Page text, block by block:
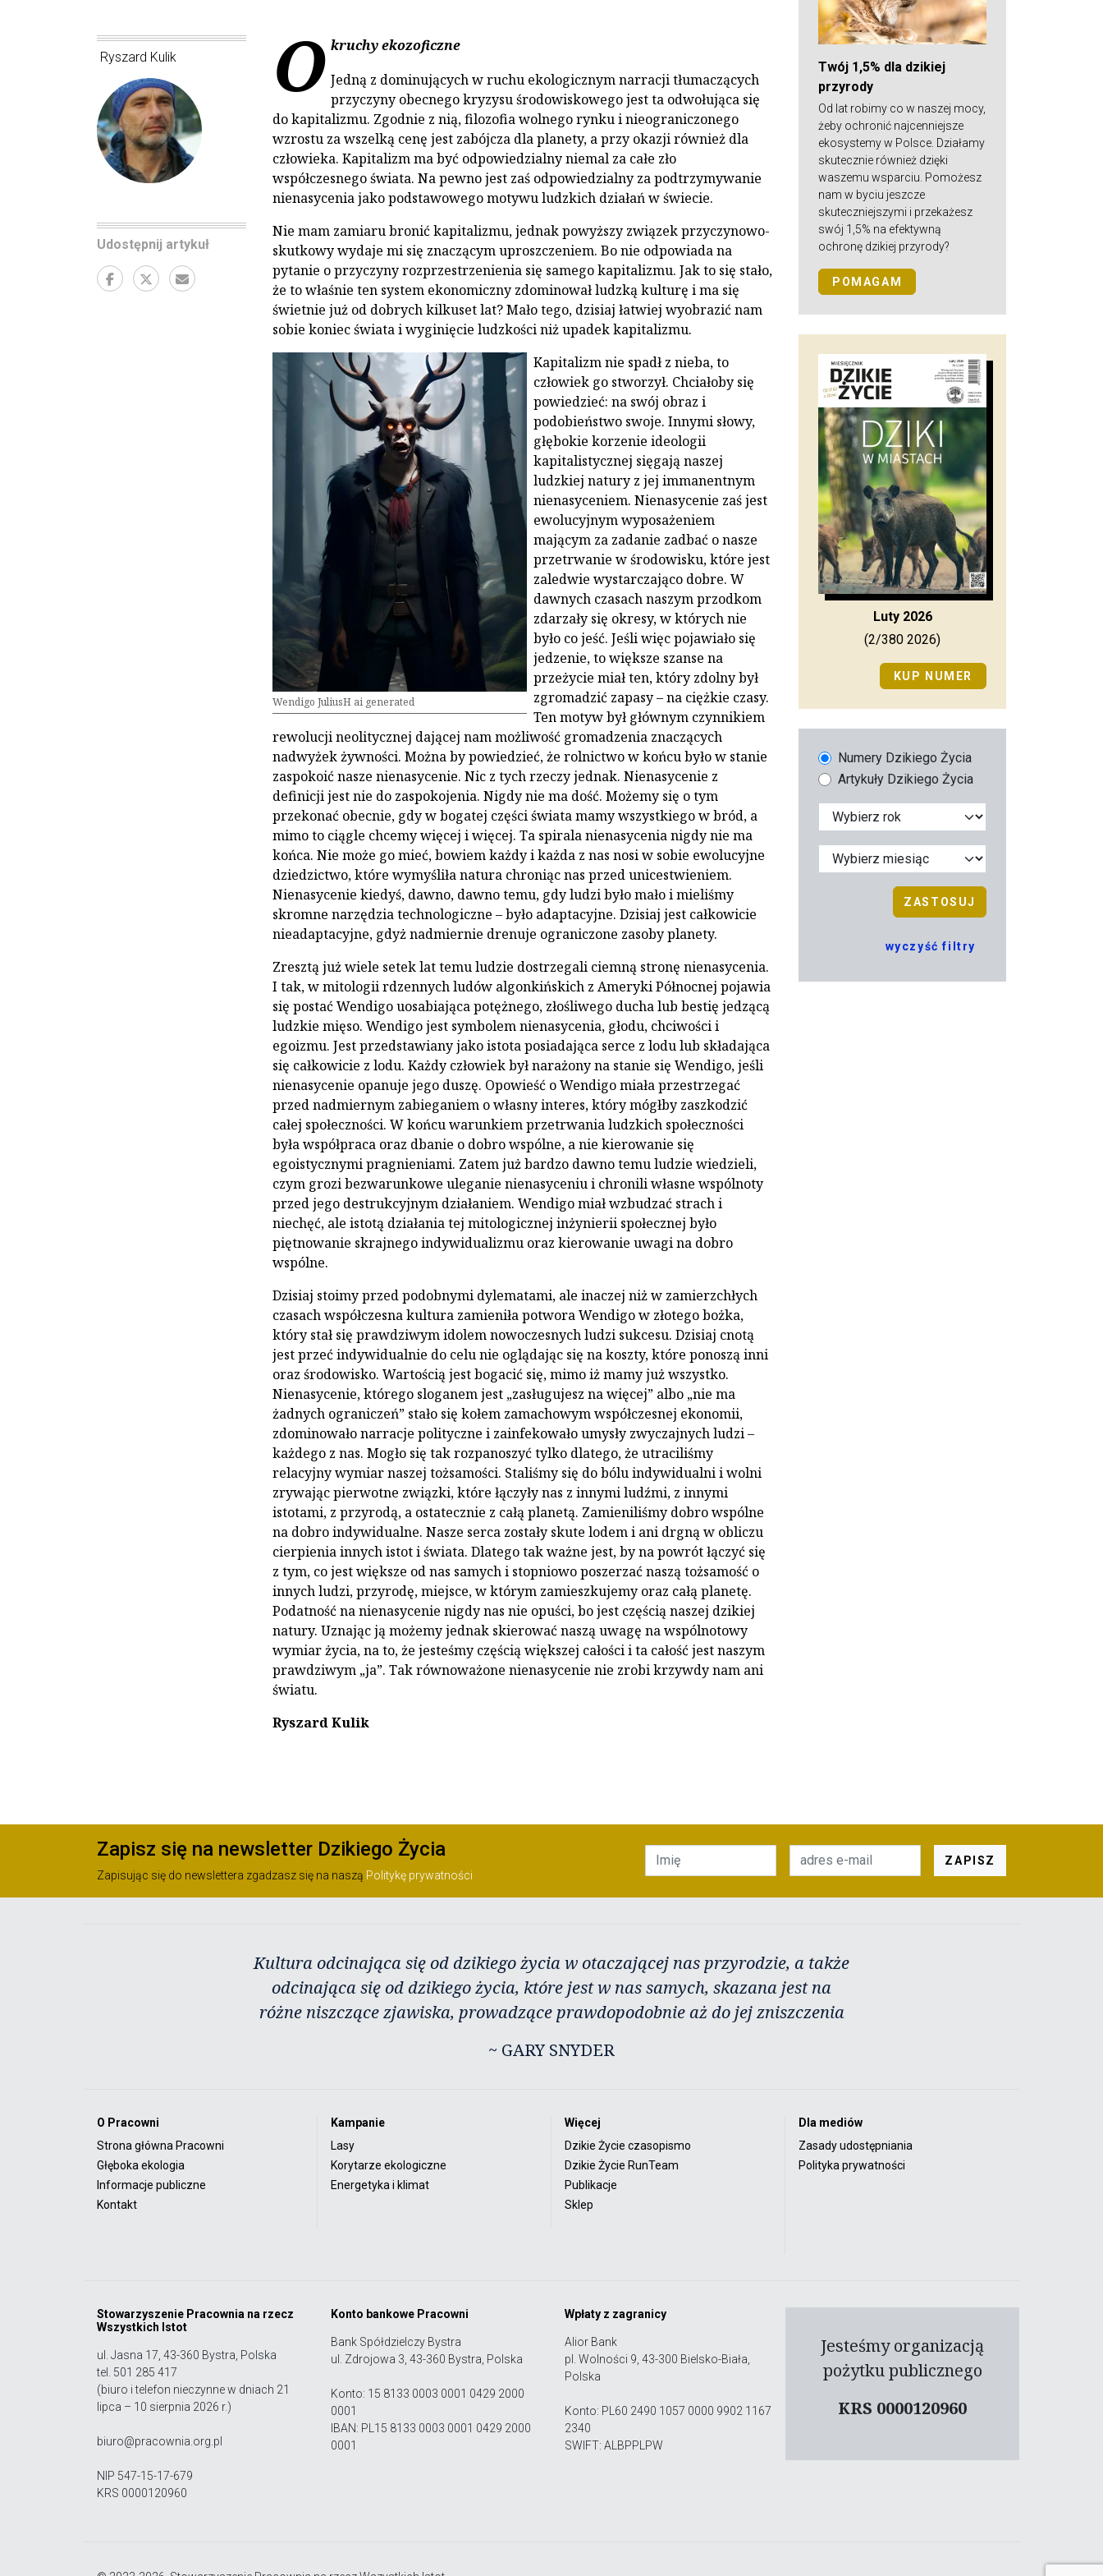
Ryszard Kulik
Udostępnij artykuł
O kruchy ekozoficzne
Jedną z dominujących w ruchu ekologicznym narracji tłumaczących
przyczyny obecnego kryzysu środowiskowego jest ta odwołująca się
do kapitalizmu. Zgodnie z nią, filozofia wolnego rynku i nieograniczonego
wzrostu za wszelką cenę jest zabójcza dla planety, a przy okazji również dla
człowieka. Kapitalizm ma być odpowiedzialny niemal za całe zło
współczesnego świata. Na pewno jest zaś odpowiedzialny za podtrzymywanie
nienasycenia jako podstawowego motywu ludzkich działań w świecie.
Nie mam zamiaru bronić kapitalizmu, jednak powyższy związek przyczynowo-
skutkowy wydaje mi się znaczącym uproszczeniem. Bo nie odpowiada na
pytanie o przyczyny rozprzestrzenienia się samego kapitalizmu. Jak to się stało,
że to właśnie ten system ekonomiczny zdominował ludzką kulturę i ma się
świetnie już od dobrych kilkuset lat? Mało tego, dzisiaj łatwiej wyobrazić nam
sobie koniec świata i wyginięcie ludzkości niż upadek kapitalizmu.
Wendigo JuliusH ai generated
Kapitalizm nie spadł z nieba, to
człowiek go stworzył. Chciałoby się
powiedzieć: na swój obraz i
podobieństwo swoje. Innymi słowy,
głębokie korzenie ideologii
kapitalistycznej sięgają naszej
ludzkiej natury z jej immanentnym
nienasyceniem. Nienasycenie zaś jest
ewolucyjnym wyposażeniem
mającym za zadanie zadbać o nasze
przetrwanie w środowisku, które jest
zaledwie wystarczająco dobre. W
dawnych czasach naszym przodkom
zdarzały się okresy, w których nie
było co jeść. Jeśli więc pojawiało się
jedzenie, to większe szanse na
przeżycie miał ten, który zdolny był
zgromadzić zapasy – na ciężkie czasy.
Ten motyw był głównym czynnikiem
rewolucji neolitycznej dającej nam możliwość gromadzenia znaczących
nadwyżek żywności. Można by powiedzieć, że rolnictwo w końcu było w stanie
zaspokoić nasze nienasycenie. Nic z tych rzeczy jednak. Nienasycenie z
definicji jest nie do zaspokojenia. Nigdy nie ma dość. Możemy się o tym
przekonać obecnie, gdy w bogatej części świata mamy wszystkiego w bród, a
mimo to ciągle chcemy więcej i więcej. Ta spirala nienasycenia nigdy nie ma
końca. Nie może go mieć, bowiem każdy i każda z nas nosi w sobie ewolucyjne
dziedzictwo, które wymyśliła natura chroniąc nas przed unicestwieniem.
Nienasycenie kiedyś, dawno, dawno temu, gdy ludzi było mało i mieliśmy
skromne narzędzia technologiczne – było adaptacyjne. Dzisiaj jest całkowicie
nieadaptacyjne, gdyż nadmiernie drenuje ograniczone zasoby planety.
Zresztą już wiele setek lat temu ludzie dostrzegali ciemną stronę nienasycenia.
I tak, w mitologii rdzennych ludów algonkińskich z Ameryki Północnej pojawia
się postać Wendigo uosabiająca potężnego, złośliwego ducha lub bestię jedzącą
ludzkie mięso. Wendigo jest symbolem nienasycenia, głodu, chciwości i
egoizmu. Jest przedstawiany jako istota posiadająca serce z lodu lub składająca
się całkowicie z lodu. Każdy człowiek był narażony na stanie się Wendigo, jeśli
nienasycenie opanuje jego duszę. Opowieść o Wendigo miała przestrzegać
przed nadmiernym zabieganiem o własny interes, który mógłby zaszkodzić
całej społeczności. W końcu warunkiem przetrwania ludzkich społeczności
była współpraca oraz dbanie o dobro wspólne, a nie kierowanie się
egoistycznymi pragnieniami. Zatem już bardzo dawno temu ludzie wiedzieli,
czym grozi bezwarunkowe uleganie nienasyceniu i chronili własne wspólnoty
przed jego destrukcyjnym działaniem. Wendigo miał wzbudzać strach i
niechęć, ale istotą działania tej mitologicznej inżynierii społecznej było
piętnowanie skrajnego indywidualizmu oraz kierowanie uwagi na dobro
wspólne.
Dzisiaj stoimy przed podobnymi dylematami, ale inaczej niż w zamierzchłych
czasach współczesna kultura zamieniła potwora Wendigo w złotego bożka,
który stał się prawdziwym idolem nowoczesnych ludzi sukcesu. Dzisiaj cnotą
jest przeć indywidualnie do celu nie oglądając się na koszty, które ponoszą inni
oraz środowisko. Wartością jest bogacić się, mimo iż mamy już wszystko.
Nienasycenie, którego sloganem jest „zasługujesz na więcej” albo „nie ma
żadnych ograniczeń” stało się kołem zamachowym współczesnej ekonomii,
zdominowało narracje polityczne i zainfekowało umysły zwyczajnych ludzi –
każdego z nas. Mogło się tak rozpanoszyć tylko dlatego, że utraciliśmy
relacyjny wymiar naszej tożsamości. Staliśmy się do bólu indywidualni i wolni
zrywając pierwotne związki, które łączyły nas z innymi ludźmi, z innymi
istotami, z przyrodą, a ostatecznie z całą planetą. Zamieniliśmy dobro wspólne
na dobro indywidualne. Nasze serca zostały skute lodem i ani drgną w obliczu
cierpienia innych istot i świata. Dlatego tak ważne jest, by na powrót łączyć się
z tym, co jest większe od nas samych i stopniowo poszerzać naszą tożsamość o
innych ludzi, przyrodę, miejsce, w którym zamieszkujemy oraz całą planetę.
Podatność na nienasycenie nigdy nas nie opuści, bo jest częścią naszej dzikiej
natury. Uznając ją możemy jednak skierować naszą uwagę na wspólnotowy
wymiar życia, na to, że jesteśmy częścią większej całości i ta całość jest naszym
prawdziwym „ja”. Tak równoważone nienasycenie nie zrobi krzywdy nam ani
światu.
Ryszard Kulik
Twój 1,5% dla dzikiej
przyrody
Od lat robimy co w naszej mocy,
żeby ochronić najcenniejsze
ekosystemy w Polsce. Działamy
skutecznie również dzięki
waszemu wsparciu. Pomożesz
nam w byciu jeszcze
skuteczniejszymi i przekażesz
swój 1,5% na efektywną
ochronę dzikiej przyrody?
POMAGAM
Luty 2026
(2/380 2026)
KUP NUMER
Numery Dzikiego Życia
Artykuły Dzikiego Życia
ZASTOSUJ
wyczyść filtry
Zapisz się na newsletter Dzikiego Życia
Zapisując się do newslettera zgadzasz się na naszą Politykę prywatności
ZAPISZ
Kultura odcinająca się od dzikiego życia w otaczającej nas przyrodzie, a także
odcinająca się od dzikiego życia, które jest w nas samych, skazana jest na
różne niszczące zjawiska, prowadzące prawdopodobnie aż do jej zniszczenia
~ GARY SNYDER
O Pracowni
Strona główna Pracowni
Głęboka ekologia
Informacje publiczne
Kontakt
Kampanie
Lasy
Korytarze ekologiczne
Energetyka i klimat
Więcej
Dzikie Życie czasopismo
Dzikie Życie RunTeam
Publikacje
Sklep
Dla mediów
Zasady udostępniania
Polityka prywatności
Stowarzyszenie Pracownia na rzecz
Wszystkich Istot
ul. Jasna 17, 43-360 Bystra, Polska
tel. 501 285 417
(biuro i telefon nieczynne w dniach 21
lipca – 10 sierpnia 2026 r.)
biuro@pracownia.org.pl
NIP 547-15-17-679
KRS 0000120960
Konto bankowe Pracowni
Bank Spółdzielczy Bystra
ul. Zdrojowa 3, 43-360 Bystra, Polska
Konto: 15 8133 0003 0001 0429 2000
0001
IBAN: PL15 8133 0003 0001 0429 2000
0001
Wpłaty z zagranicy
Alior Bank
pl. Wolności 9, 43-300 Bielsko-Biała,
Polska
Konto: PL60 2490 1057 0000 9902 1167
2340
SWIFT: ALBPPLPW
Jesteśmy organizacją
pożytku publicznego
KRS 0000120960